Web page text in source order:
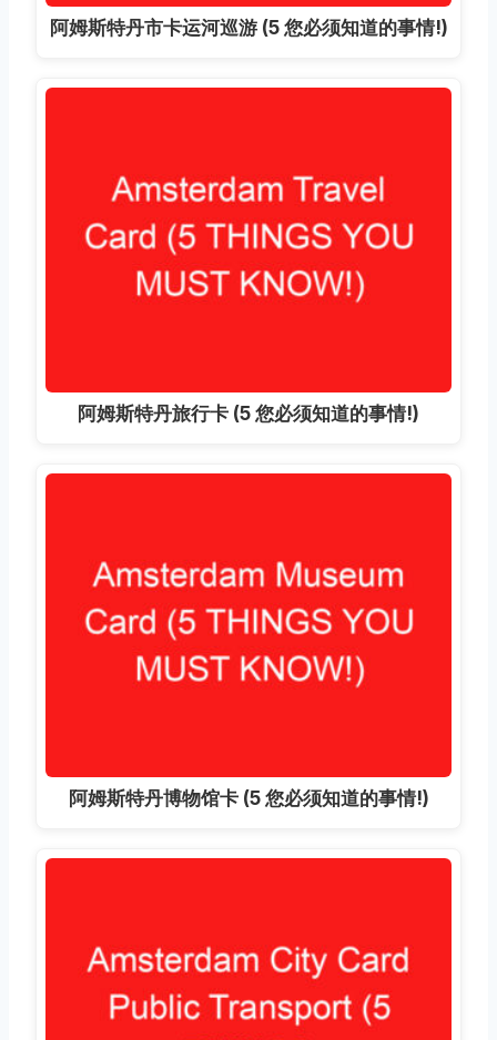
阿姆斯特丹市卡运河巡游 (5 您必须知道的事情!)
阿姆斯特丹旅行卡 (5 您必须知道的事情!)
阿姆斯特丹博物馆卡 (5 您必须知道的事情!)